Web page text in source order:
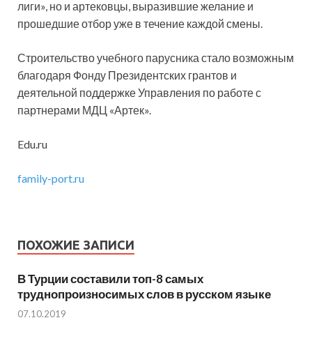
лиги», но и артековцы, выразившие желание и
прошедшие отбор уже в течение каждой смены.
Строительство учебного парусника стало возможным
благодаря Фонду Президентских грантов и
деятельной поддержке Управления по работе с
партнерами МДЦ «Артек».
Edu.ru
family-port.ru
ПОХОЖИЕ ЗАПИСИ
В Турции составили топ-8 самых
труднопроизносимых слов в русском языке
07.10.2019